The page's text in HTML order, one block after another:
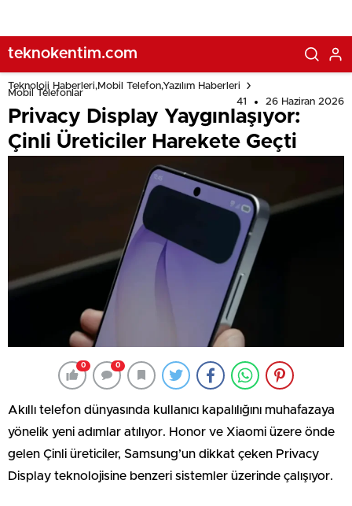
teknokentim.com
Teknoloji Haberleri,Mobil Telefon,Yazılım Haberleri
Mobil Telefonlar
41
26 Haziran 2026
Privacy Display Yaygınlaşıyor:
Çinli Üreticiler Harekete Geçti
0 0
Akıllı telefon dünyasında kullanıcı kapalılığını muhafazaya
yönelik yeni adımlar atılıyor. Honor ve Xiaomi üzere önde
gelen Çinli üreticiler, Samsung’un dikkat çeken Privacy
Display teknolojisine benzeri sistemler üzerinde çalışıyor.